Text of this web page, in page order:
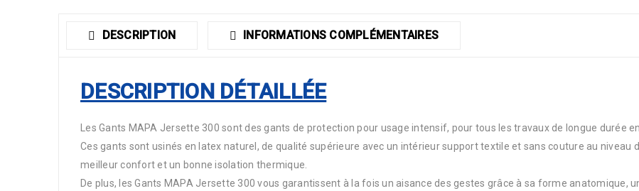
DESCRIPTION INFORMATIONS COMPLÉMENTAIRES
DESCRIPTION DÉTAILLÉE
Les Gants MAPA Jersette 300 sont des gants de protection pour usage intensif, pour tous les travaux de longue durée
Ces gants sont usinés en latex naturel, de qualité supérieure avec un intérieur support textile et sans couture au niveau
meilleur confort et un bonne isolation thermique.
De plus, les Gants MAPA Jersette 300 vous garantissent à la fois un aisance des gestes grâce à sa forme anatomique,